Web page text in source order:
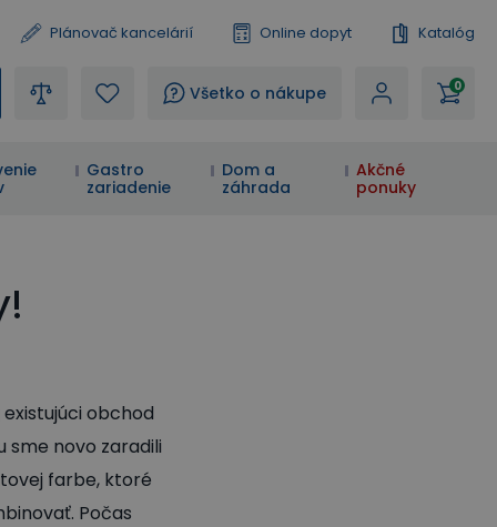
Plánovač kancelárií Online dopyt Katalóg
? Všetko o nákupe 0
Gastro
zariadenie
Dom a
záhrada
Akčné
ponuky
obchod
sme novo zaradili
farbe, ktoré
Počas